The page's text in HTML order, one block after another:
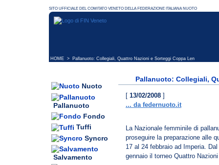
HOME > Pallanuoto: Collegiali, Quattro Nazioni e Sorteggi Coppa Len
Nuoto
Pallanuoto
Fondo
Tuffi
Syncro
Salvamento
Pallanuoto: Collegiali,
[ 13/02/2008 ]
... da federnuoto.it
La Nazionale femminile di
proseguire la preparazione alle
17 al 24 febbraio ad Imperia.
gennaio il torneo Quattro